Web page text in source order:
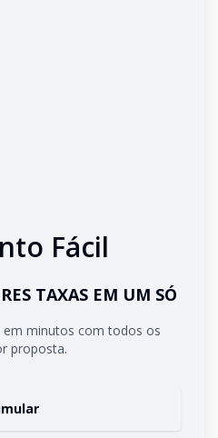
Fácil
TAXAS EM UM SÓ
em minutos com todos os
proposta.